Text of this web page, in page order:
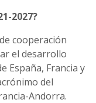
2027?
cooperación
el desarrollo
España, Francia y
del
Andorra.